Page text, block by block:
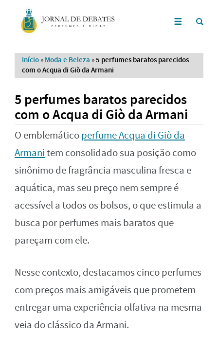
Início » Moda e Beleza »5 perfumes baratos parecidos
com o Acqua di Giò da Armani
5 perfumes baratos parecidos
com o Acqua di Giò da Armani
O emblemáticoperfume Acqua di Giò da
Armanitem consolidado sua posição como
sinônimo de fragrância masculina fresca e
aquática, mas seu preço nem sempre é
acessível a todos os bolsos, o que estimula a
busca por perfumes mais baratos que
pareçam com ele.
Nesse contexto, destacamos cinco perfumes
com preços mais amigáveis que prometem
entregar uma experiência olfativa na mesma
veia do clássico da Armani.